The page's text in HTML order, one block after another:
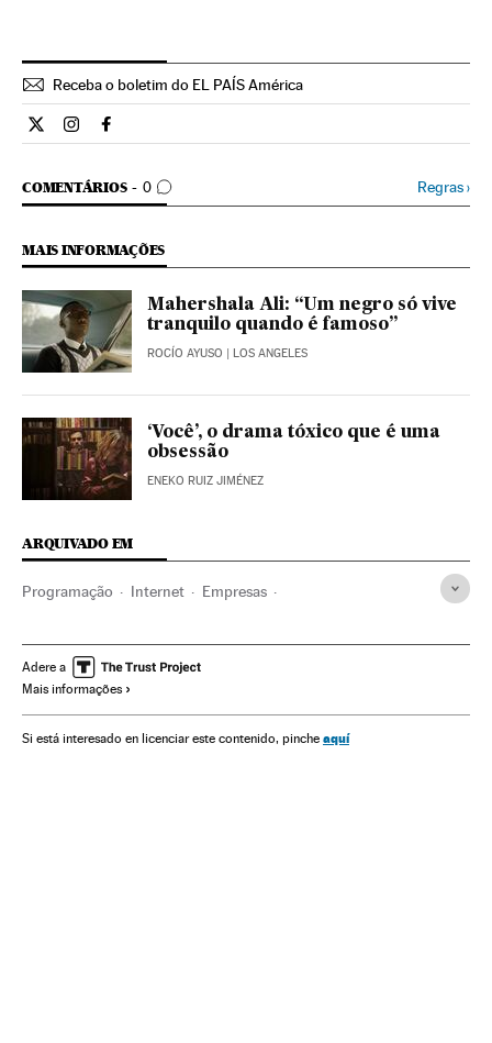
Receba o boletim do EL PAÍS América
Cultura El País Brasil en Twitter
Cultura El País Brasil en Instagram
Cultura El País Brasil en Facebook
COMENTÁRIOS 0
COMENTÁRIOS Regras›
MAIS INFORMAÇÕES
Mahershala Ali: “Um negro só vive
tranquilo quando é famoso”
ROCÍO AYUSO | LOS ANGELES
‘Você’, o drama tóxico que é uma
obsessão
ENEKO RUIZ JIMÉNEZ
ARQUIVADO EM
Programação Internet Empresas
Comunicação Comunicações
Gêneros séries
IPTV Programa tv Televisão
Adere a
Mais informações
Si está interesado en licenciar este contenido, pinche aquí